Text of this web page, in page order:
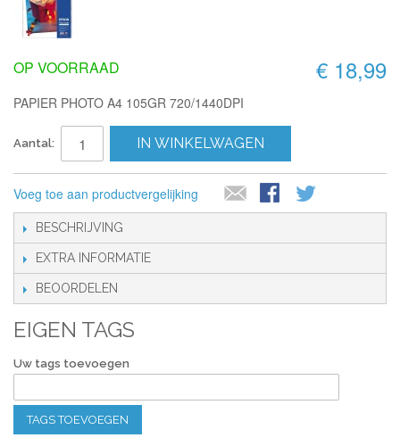
€ 18,99
OP VOORRAAD
PAPIER PHOTO A4 105GR 720/1440DPI
Aantal: IN WINKELWAGEN
Voeg toe aan productvergelijking
BESCHRIJVING
EXTRA INFORMATIE
BEOORDELEN
EIGEN TAGS
Uw tags toevoegen
TAGS TOEVOEGEN